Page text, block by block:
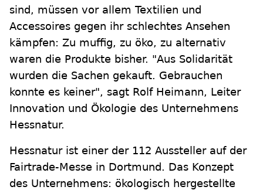
sind, müssen vor allem Textilien und
Accessoires gegen ihr schlechtes Ansehen
kämpfen: Zu muffig, zu öko, zu alternativ
waren die Produkte bisher. "Aus Solidarität
wurden die Sachen gekauft. Gebrauchen
konnte es keiner", sagt Rolf Heimann, Leiter
Innovation und Ökologie des Unternehmens
Hessnatur.
Hessnatur ist einer der 112 Aussteller auf der
Fairtrade-Messe in Dortmund. Das Konzept
des Unternehmens: ökologisch hergestellte